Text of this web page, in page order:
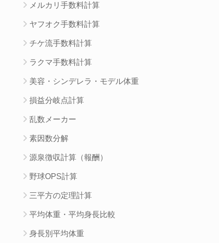
メルカリ手数料計算
ヤフオク手数料計算
チケ流手数料計算
ラクマ手数料計算
美容・シンデレラ・モデル体重
損益分岐点計算
乱数メーカー
素因数分解
源泉徴収計算（報酬）
野球OPS計算
三平方の定理計算
平均体重・平均身長比較
身長別平均体重